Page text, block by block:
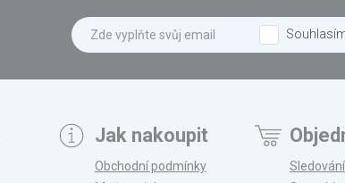
Jak nakoupit
Obchodní podmínky